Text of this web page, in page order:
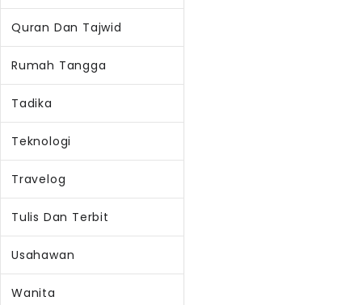
Quran Dan Tajwid
Rumah Tangga
Tadika
Teknologi
Travelog
Tulis Dan Terbit
Usahawan
Wanita